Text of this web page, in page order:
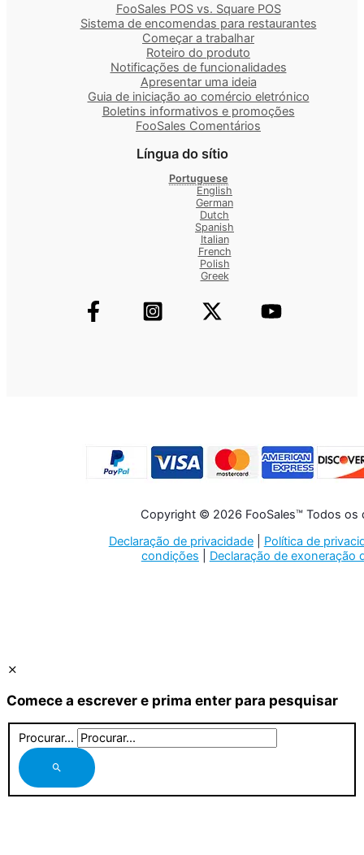
FooSales POS vs. Square POS
Sistema de encomendas para restaurantes
Começar a trabalhar
Roteiro do produto
Notificações de funcionalidades
Apresentar uma ideia
Guia de iniciação ao comércio eletrónico
Boletins informativos e promoções
FooSales Comentários
Língua do sítio
Portuguese
English
German
Dutch
Spanish
Italian
French
Polish
Greek
Copyright © 2026 FooSales™ Todos os
Declaração de privacidade| Política de
condições
Declaração de exoneração
Comece a escrever e prima enter para pesquisar
Procurar...